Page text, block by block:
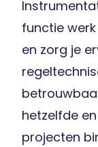
functie
en zorg je
hetzelfde
projecten